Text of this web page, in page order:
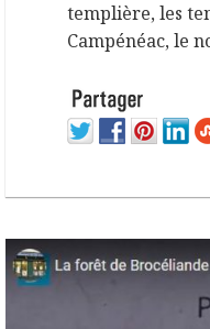
templière, les
Campénéac, le